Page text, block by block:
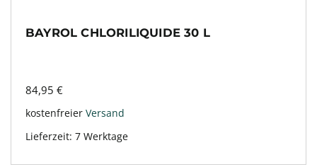
BAYROL CHLORILIQUIDE 30 L
84,95 €
kostenfreier Versand
Lieferzeit: 7 Werktage